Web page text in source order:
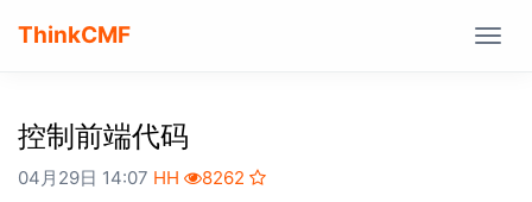
ThinkCMF
控制前端代码
04月29日 14:07 HH 8262